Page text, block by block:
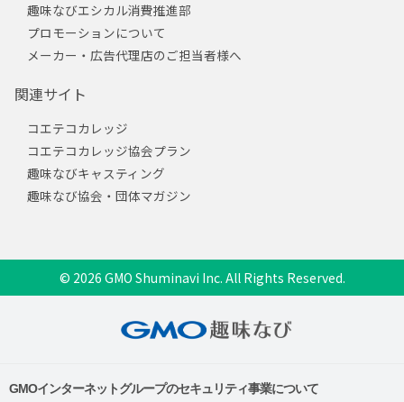
趣味なびエシカル消費推進部
プロモーションについて
メーカー・広告代理店のご担当者様へ
関連サイト
コエテコカレッジ
コエテコカレッジ協会プラン
趣味なびキャスティング
趣味なび協会・団体マガジン
© 2026 GMO Shuminavi Inc. All Rights Reserved.